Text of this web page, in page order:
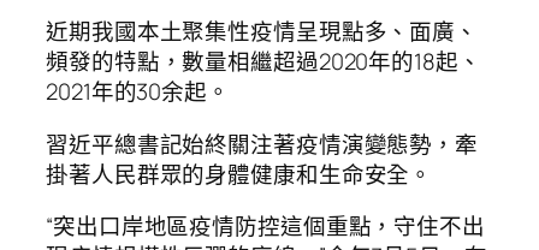
近期我國本土聚集性疫情呈現點多、面廣、
頻發的特點，數量相繼超過2020年的18起、
2021年的30余起。
習近平總書記始終關注著疫情演變態勢，牽
掛著人民群眾的身體健康和生命安全。
“突出口岸地區疫情防控這個重點，守住不出